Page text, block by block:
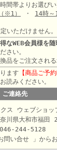
間帯よりお選びい
（※1） ・ 14時～
いただけません。
なWEB会員様を随
さい。
品をご注文され
ます 【商品ご予
読みください。
ご連絡先
ス ウェブショッ
川県大和市福田
244-5128
問い合せ 」からお